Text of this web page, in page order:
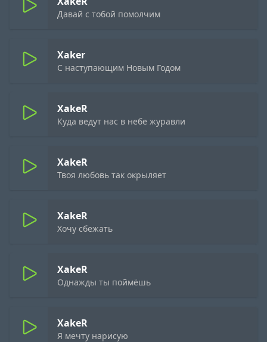
Давай с тобой помолчим
Xaker
С наступающим Новым Годом
XakeR
Куда ведут нас в небе журавли
XakeR
Твоя любовь так окрыляет
XakeR
Хочу сбежать
XakeR
Однажды ты поймёшь
XakeR
Я мечту нарисую